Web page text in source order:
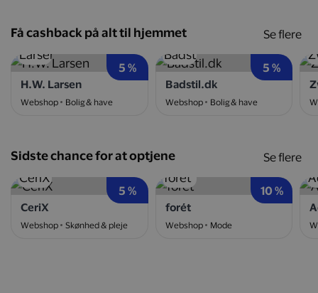
Få cashback på alt til hjemmet
5 %
H.W. Larsen
Webshop Bolig & have
5 %
Badstil.dk
Webshop Bolig & have
Se flere
Sidste chance for at optjene
5 %
CeriX
Webshop Skønhed & pleje
10 %
forét
Webshop Mode
Se flere